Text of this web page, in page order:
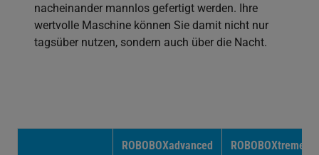
nacheinander mannlos gefertigt werden. Ihre
wertvolle Maschine können Sie damit nicht nur
tagsüber nutzen, sondern auch über die Nacht.
ROBOBOXadvanced ROBOBOXtreme